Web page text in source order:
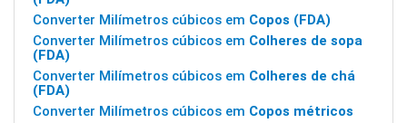
Converter Milímetros cúbicos em Copos (FDA)
Converter Milímetros cúbicos em Colheres de sopa
(FDA)
Converter Milímetros cúbicos em Colheres de chá
(FDA)
Converter Milímetros cúbicos em Copos métricos